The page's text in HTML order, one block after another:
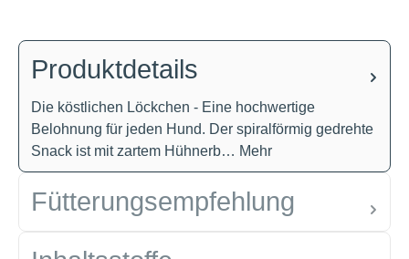
Produktdetails
Die köstlichen Löckchen - Eine hochwertige
Belohnung für jeden Hund. Der spiralförmig gedrehte
Snack ist mit zartem Hühnerb… Mehr
Fütterungsempfehlung